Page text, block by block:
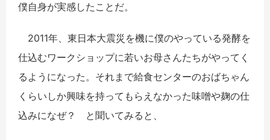
僕自身が実感したことだ。
2011年、東日本大震災を機に僕のやっている発酵を
仕込むワークショップに若いお母さんたちがやってく
るようになった。それまで給食センターのおばちゃん
くらいしか興味を持ってもらえなかった味噌や麹の仕
込みになぜ？ と聞いてみると、